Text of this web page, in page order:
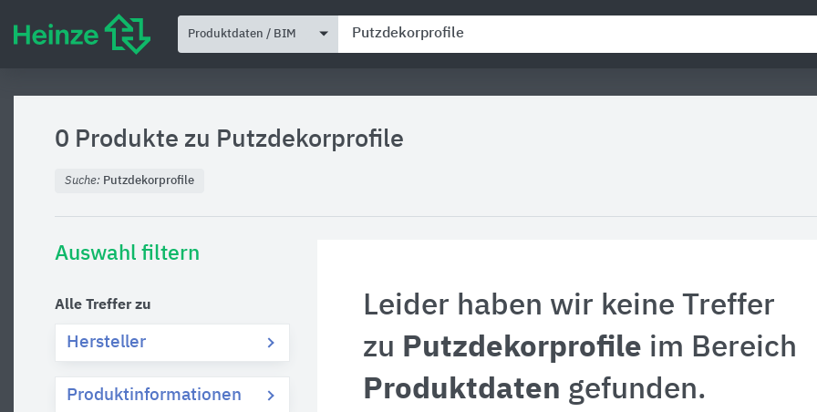
Produktdaten / BIM
0 Produkte zu Putzdekorprofile
Suche: Putzdekorprofile
Auswahl filtern
Alle Treffer zu
Hersteller
Produktinformationen
Leider haben wir keine Treffer
zu Putzdekorprofile im Bereich
Produktdaten gefunden.